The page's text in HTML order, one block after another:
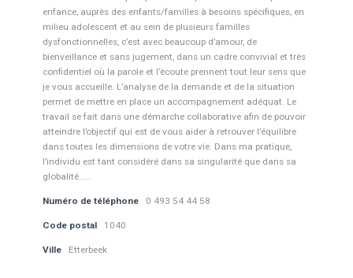
enfance, auprès des enfants/familles à besoins spécifiques, en
milieu adolescent et au sein de plusieurs familles
dysfonctionnelles, c’est avec beaucoup d’amour, de
bienveillance et sans jugement, dans un cadre convivial et très
confidentiel où la parole et l’écoute prennent tout leur sens que
je vous accueille. L’analyse de la demande et de la situation
permet de mettre en place un accompagnement adéquat. Le
travail se fait dans une démarche collaborative afin de pouvoir
atteindre l’objectif qui est de vous aider à retrouver l’équilibre
dans toutes les dimensions de votre vie. Dans ma pratique,
l’individu est tant considéré dans sa singularité que dans sa
globalité.....
Numéro de téléphone 0 493 54 44 58
Code postal 1040
Ville Etterbeek